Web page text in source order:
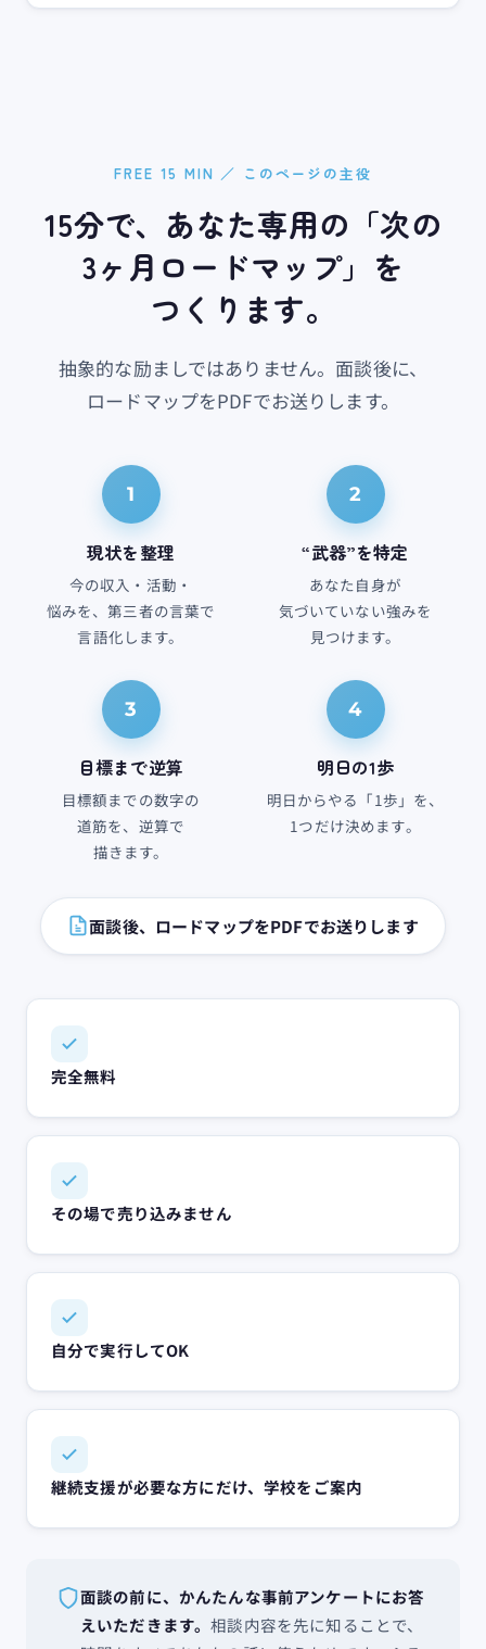
FREE 15 MIN ／ このページの主役
15分で、​あなた​専用の​「次の​
3ヶ月ロードマップ」を​
つくります。
抽象的な​励ましでは​ありません。​面談後に、​
ロードマップを​PDFで​お送りします。
1
現状を​整理
今の​収入・活動・
悩みを、​第三者の​言葉で​
言語化します。
2
“武器”を​特定
あなた​自身が​
気づいていない​強みを​
見つけます。
3
目標まで​逆算
目標額までの​数字の​
道筋を、​逆算で​
描きます。
4
明日の​1歩
明日から​やる​「1歩」を、​
1つだけ​決めます。
面談後、ロードマップをPDFでお送りします
完全無​料
その​場で​売り込みません
自分で​実行して​OK
継続支援が​必要な方にだけ、​学校を​ご案内
面談の前に、かんたんな事前アンケートにお答
えいただきます。相談内容を先に知ることで、